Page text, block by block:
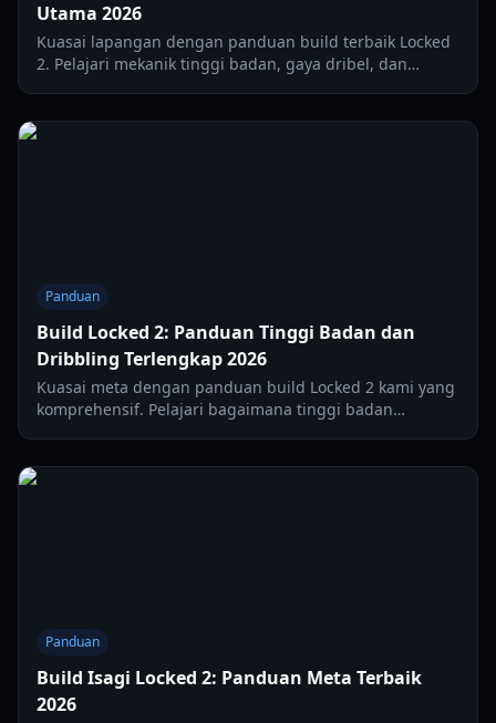
Utama 2026
Kuasai lapangan dengan panduan build terbaik Locked
2. Pelajari mekanik tinggi badan, gaya dribel, dan
Panduan
Build Locked 2: Panduan Tinggi Badan dan
Dribbling Terlengkap 2026
Kuasai meta dengan panduan build Locked 2 kami yang
komprehensif. Pelajari bagaimana tinggi badan
Panduan
Build Isagi Locked 2: Panduan Meta Terbaik
2026